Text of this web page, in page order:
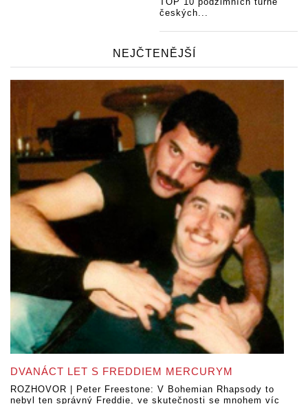
českých...
NEJČTENĚJŠÍ
DVANÁCT LET S FREDDIEM MERCURYM
ROZHOVOR | Peter Freestone: V Bohemian Rhapsody to
nebyl ten správný Freddie, ve skutečnosti se mnohem víc